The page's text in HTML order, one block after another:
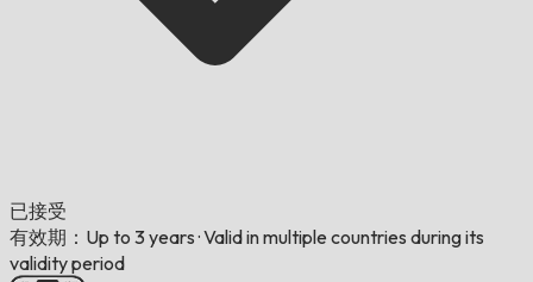
已接受
有效期：Up to 3 years ·Valid in multiple countries during its
validity period